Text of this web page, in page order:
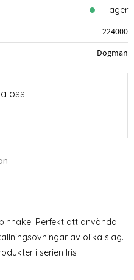
I lager
224000
Dogman
oss
Perfekt att använda
av olika slag.
i serien Iris